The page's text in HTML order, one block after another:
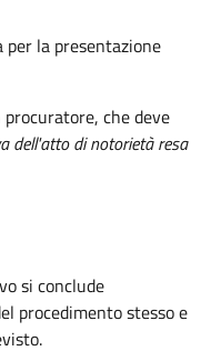
la presentazione
che deve
dell'atto di notorietà resa
si conclude
procedimento stesso e